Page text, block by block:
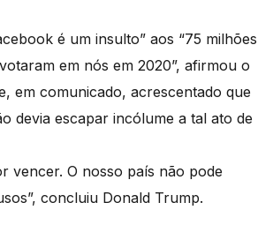
é um insulto” aos “75 milhões
em nós em 2020”, afirmou o
em comunicado, acrescentado que
devia escapar incólume a tal ato de
vencer. O nosso país não pode
concluiu Donald Trump.